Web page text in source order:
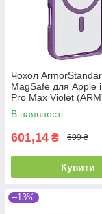
Чохол
MagSafe для Apple
Pro Max Violet
В наявності
601,14 ₴ 699 ₴
Купити
–13%